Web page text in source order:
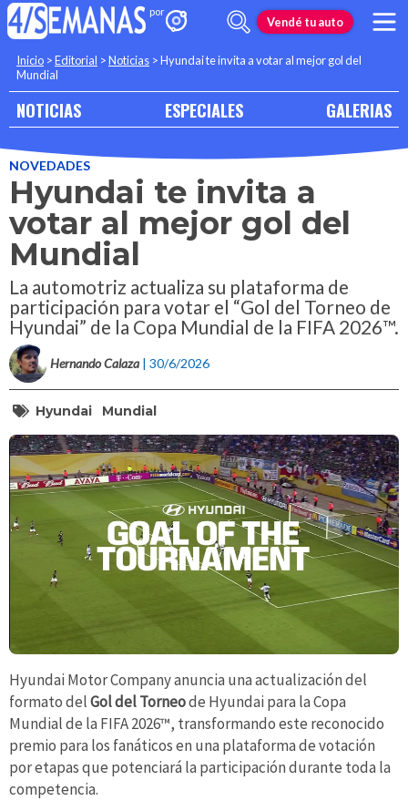
Vendé tu auto
Inicio >Editorial >Noticias >Hyundai te invita a votar al mejor gol del
Mundial
NOTICIAS ESPECIALES GALERIAS
NOVEDADES
Hyundai te invita a
votar al mejor gol del
Mundial
La automotriz actualiza su plataforma de
participación para votar el “Gol del Torneo de
Hyundai” de la Copa Mundial de la FIFA 2026™.
Hernando Calaza | 30/6/2026
Hyundai Mundial
Hyundai Motor Company anuncia una actualización del
formato delGol del Torneode Hyundai para la Copa
Mundial de la FIFA 2026™, transformando este reconocido
premio para los fanáticos en una plataforma de votación
por etapas que potenciará la participación durante toda la
competencia.